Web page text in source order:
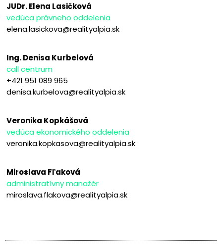
JUDr. Elena Lasičková
vedúca právneho oddelenia
elena.lasickova@realityalpia.sk
Ing. Denisa Kurbelová
call centrum
+421 951 089 965
denisa.kurbelova@realityalpia.sk
Veronika Kopkášová
vedúca ekonomického oddelenia
veronika.kopkasova@realityalpia.sk
Miroslava Fľaková
administratívny manažér
miroslava.flakova@realityalpia.sk